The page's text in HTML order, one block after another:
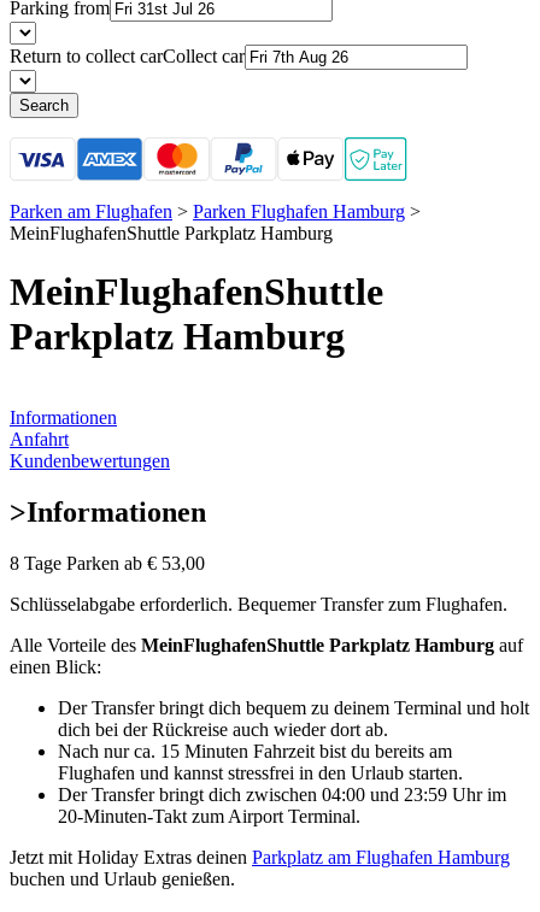
Parking from
Return to collect carCollect car
Search
Parken am Flughafen > Parken Flughafen Hamburg >
MeinFlughafenShuttle Parkplatz Hamburg
MeinFlughafenShuttle
Parkplatz Hamburg
Informationen
Anfahrt
Kundenbewertungen
>Informationen
8 Tage Parken ab € 53,00
Schlüsselabgabe erforderlich. Bequemer Transfer zum Flughafen.
Alle Vorteile des MeinFlughafenShuttle Parkplatz Hamburg auf
einen Blick:
Der Transfer bringt dich bequem zu deinem Terminal und holt
dich bei der Rückreise auch wieder dort ab.
Nach nur ca. 15 Minuten Fahrzeit bist du bereits am
Flughafen und kannst stressfrei in den Urlaub starten.
Der Transfer bringt dich zwischen 04:00 und 23:59 Uhr im
20-Minuten-Takt zum Airport Terminal.
Jetzt mit Holiday Extras deinen Parkplatz am Flughafen Hamburg
buchen und Urlaub genießen.